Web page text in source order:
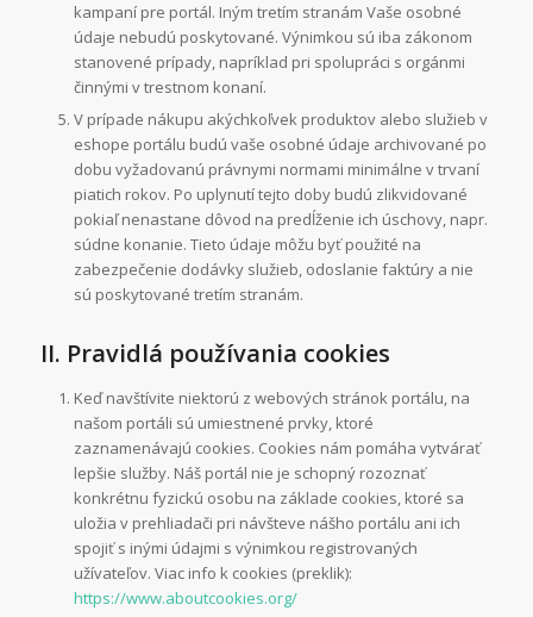
kampaní pre portál. Iným tretím stranám Vaše osobné
údaje nebudú poskytované. Výnimkou sú iba zákonom
stanovené prípady, napríklad pri spolupráci s orgánmi
činnými v trestnom konaní.
V prípade nákupu akýchkoľvek produktov alebo služieb v
eshope portálu budú vaše osobné údaje archivované po
dobu vyžadovanú právnymi normami minimálne v trvaní
piatich rokov. Po uplynutí tejto doby budú zlikvidované
pokiaľ nenastane dôvod na predĺženie ich úschovy, napr.
súdne konanie. Tieto údaje môžu byť použité na
zabezpečenie dodávky služieb, odoslanie faktúry a nie
sú poskytované tretím stranám.
II. Pravidlá používania cookies
Keď navštívite niektorú z webových stránok portálu, na
našom portáli sú umiestnené prvky, ktoré
zaznamenávajú cookies. Cookies nám pomáha vytvárať
lepšie služby. Náš portál nie je schopný rozoznať
konkrétnu fyzickú osobu na základe cookies, ktoré sa
uložia v prehliadači pri návšteve nášho portálu ani ich
spojiť s inými údajmi s výnimkou registrovaných
užívateľov. Viac info k cookies (preklik):
https://www.aboutcookies.org/